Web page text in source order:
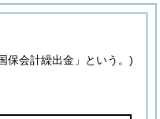
保会計繰出金」という。)